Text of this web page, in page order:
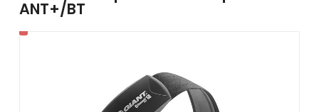
recherche
ANT+/BT